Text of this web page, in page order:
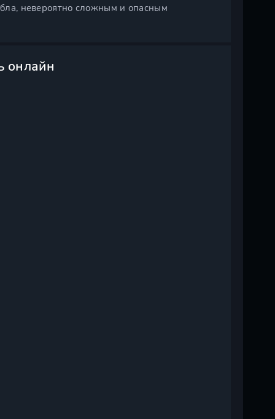
невероятно сложным и опасным
онлайн